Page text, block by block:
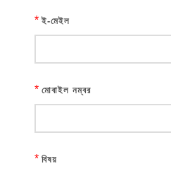
* ই-মেইল
* মোবাইল নম্বর
* বিষয়